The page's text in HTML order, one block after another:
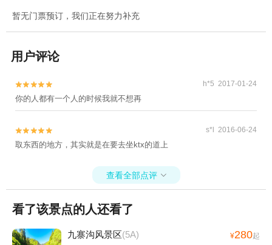
暂无门票预订，我们正在努力补充
用户评论

 h*5 2017-01-24
你的人都有一个人的时候我就不想再

 s*l 2016-06-24
取东西的地方，其实就是在要去坐ktx的道上
查看全部点评 
看了该景点的人还看了
九寨沟风景区(5A) ¥280起